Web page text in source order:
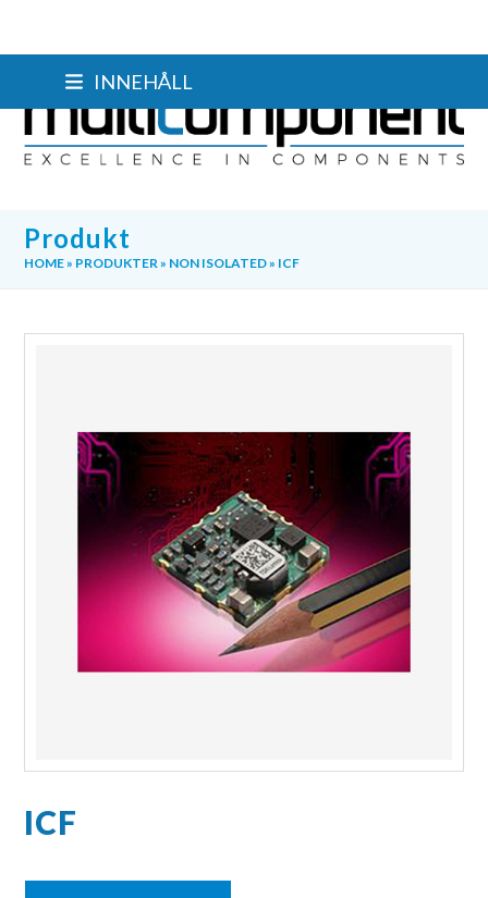
INNEHÅLL
Produkt
HOME» PRODUKTER» NON ISOLATED» ICF
ICF